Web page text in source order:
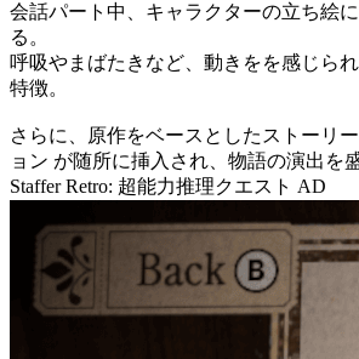
会話パート中、キャラクターの立ち絵
る。
呼吸やまばたきなど、動きをを感じら
特徴。
さらに、原作をベースとしたストーリ
ョン が随所に挿入され、物語の演出を
Staffer Retro: 超能力推理クエスト AD